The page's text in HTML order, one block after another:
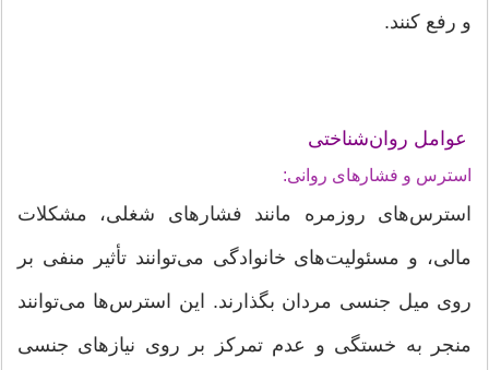
و رفع کنند.
عوامل روان‌شناختی
استرس و فشارهای روانی:
استرس‌های روزمره مانند فشارهای شغلی، مشکلات
مالی، و مسئولیت‌های خانوادگی می‌توانند تأثیر منفی بر
روی میل جنسی مردان بگذارند. این استرس‌ها می‌توانند
منجر به خستگی و عدم تمرکز بر روی نیازهای جنسی